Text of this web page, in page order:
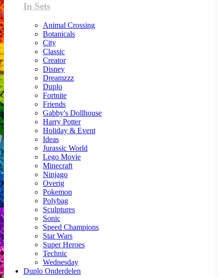
In Sets
Animal Crossing
Botanicals
City
Classic
Creator
Disney
Dreamzzz
Duplo
Fortnite
Friends
Gabby's Dollhouse
Harry Potter
Holiday & Event
Ideas
Jurassic World
Lego Movie
Minecraft
Ninjago
Overig
Pokemon
Polybag
Sculptures
Sonic
Speed Champions
Star Wars
Super Heroes
Technic
Wednesday
Duplo Onderdelen